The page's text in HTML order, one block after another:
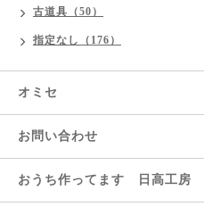
古道具（50）
指定なし（176）
オミセ
お問い合わせ
おうち作ってます 日高工房